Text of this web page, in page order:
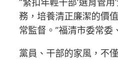
“緊扣年輕干部‘選育管
務，培養清正廉潔的價
常監督。”福清市委常委
黨員、干部的家風，不